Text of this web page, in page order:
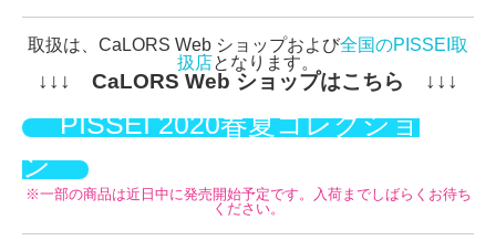
取扱は、CaLORS Web ショップおよび全国のPISSEI取
扱店となります。
↓↓↓ CaLORS Web ショップはこちら ↓↓↓
PISSEI 2020春夏コレクショ
ン
※一部の商品は近日中に発売開始予定です。入荷までしばらくお待ち
ください。